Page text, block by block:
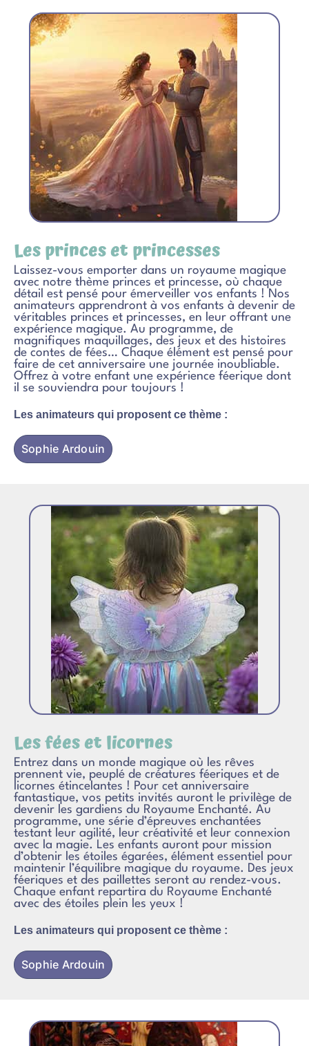
Les princes et princesses
Laissez-vous emporter dans un royaume magique
avec notre thème princes et princesse, où chaque
détail est pensé pour émerveiller vos enfants ! Nos
animateurs apprendront à vos enfants à devenir de
véritables princes et princesses, en leur offrant une
expérience magique. Au programme, de
magnifiques maquillages, des jeux et des histoires
de contes de fées… Chaque élément est pensé pour
faire de cet anniversaire une journée inoubliable.
Offrez à votre enfant une expérience féerique dont
il se souviendra pour toujours !
Les animateurs qui proposent ce thème :
Sophie Ardouin
Les fées et licornes
Entrez dans un monde magique où les rêves
prennent vie, peuplé de créatures féeriques et de
licornes étincelantes ! Pour cet anniversaire
fantastique, vos petits invités auront le privilège de
devenir les gardiens du Royaume Enchanté. Au
programme, une série d’épreuves enchantées
testant leur agilité, leur créativité et leur connexion
avec la magie. Les enfants auront pour mission
d’obtenir les étoiles égarées, élément essentiel pour
maintenir l’équilibre magique du royaume. Des jeux
féeriques et des paillettes seront au rendez-vous.
Chaque enfant repartira du Royaume Enchanté
avec des étoiles plein les yeux !
Les animateurs qui proposent ce thème :
Sophie Ardouin